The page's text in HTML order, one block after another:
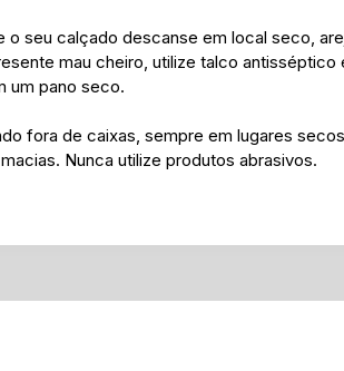
o seu calçado descanse em local seco,
mau cheiro, utilize talco
um pano seco.
fora de caixas, sempre em lugares
Nunca utilize produtos abrasivos.